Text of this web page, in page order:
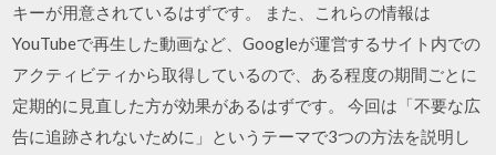
キーが用意されているはずです。 また、これらの情報は
YouTubeで再生した動画など、Googleが運営するサイト内での
アクティビティから取得しているので、ある程度の期間ごとに
定期的に見直した方が効果があるはずです。 今回は「不要な広
告に追跡されないために」というテーマで3つの方法を説明し